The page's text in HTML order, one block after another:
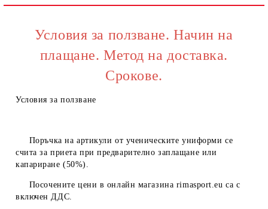
Условия за ползване. Начин на
плащане. Метод на доставка.
Срокове.
Условия за ползване
Поръчка на артикули от ученическите униформи се
счита за приета при предварително заплащане или
капариране (50%).
Посочените цени в онлайн магазина rimasport.eu са с
включен ДДС.